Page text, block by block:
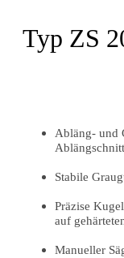
Typ ZS
Abläng- und
Stabile
Präzise
auf
Manueller